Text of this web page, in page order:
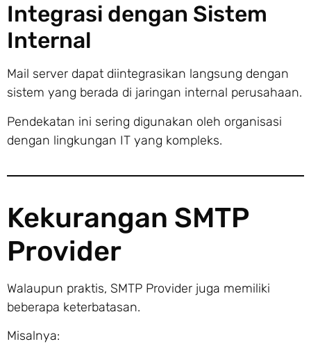
Integrasi dengan Sistem
Internal
Mail server dapat diintegrasikan langsung dengan
sistem yang berada di jaringan internal perusahaan.
Pendekatan ini sering digunakan oleh organisasi
dengan lingkungan IT yang kompleks.
Kekurangan SMTP
Provider
Walaupun praktis, SMTP Provider juga memiliki
beberapa keterbatasan.
Misalnya: